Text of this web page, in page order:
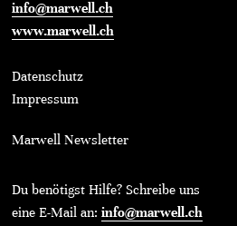
info@marwell.ch
www.marwell.ch
Datenschutz
Impressum
Marwell Newsletter
Du benötigst Hilfe? Schreibe uns
eine E-Mail an: info@marwell.ch